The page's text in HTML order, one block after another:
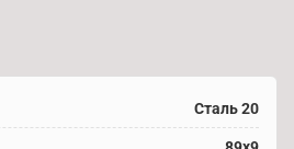
Сталь 20